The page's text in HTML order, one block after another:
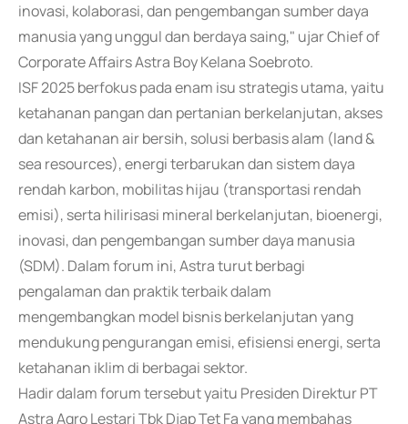
inovasi, kolaborasi, dan pengembangan sumber daya
manusia yang unggul dan berdaya saing," ujar Chief of
Corporate Affairs Astra Boy Kelana Soebroto.
ISF 2025 berfokus pada enam isu strategis utama, yaitu
ketahanan pangan dan pertanian berkelanjutan, akses
dan ketahanan air bersih, solusi berbasis alam (land &
sea resources), energi terbarukan dan sistem daya
rendah karbon, mobilitas hijau (transportasi rendah
emisi), serta hilirisasi mineral berkelanjutan, bioenergi,
inovasi, dan pengembangan sumber daya manusia
(SDM). Dalam forum ini, Astra turut berbagi
pengalaman dan praktik terbaik dalam
mengembangkan model bisnis berkelanjutan yang
mendukung pengurangan emisi, efisiensi energi, serta
ketahanan iklim di berbagai sektor.
Hadir dalam forum tersebut yaitu Presiden Direktur PT
Astra Agro Lestari Tbk Djap Tet Fa yang membahas